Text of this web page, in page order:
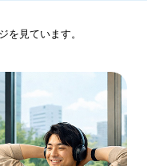
見ています。